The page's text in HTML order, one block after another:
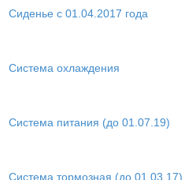
Сиденье с 01.04.2017 года
Система охлаждения
Система питания (до 01.07.19)
Система тормозная (до 01.03.17)